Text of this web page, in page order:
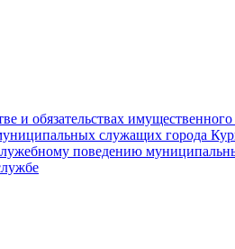
и обязательствах имущественного
служащих города
поведению